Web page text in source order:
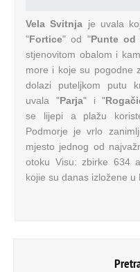
Vela Svitnja je uvala
"Fortice" od "Punte od
stjenovitom obalom i
more i koje su pogodne
dolazi puteljkom putu
uvala "Parja" i "
se lijepi a plažu
Podmorje je vrlo
mjesto jednog od
otoku Visu: zbirke 634
kojie su danas izložene u